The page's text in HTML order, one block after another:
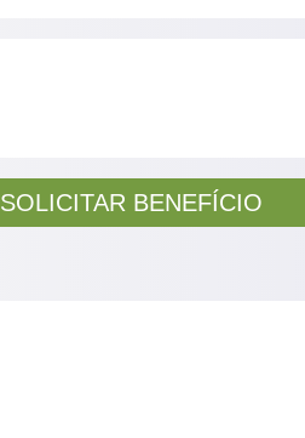
SOLICITAR BENEFÍCIO